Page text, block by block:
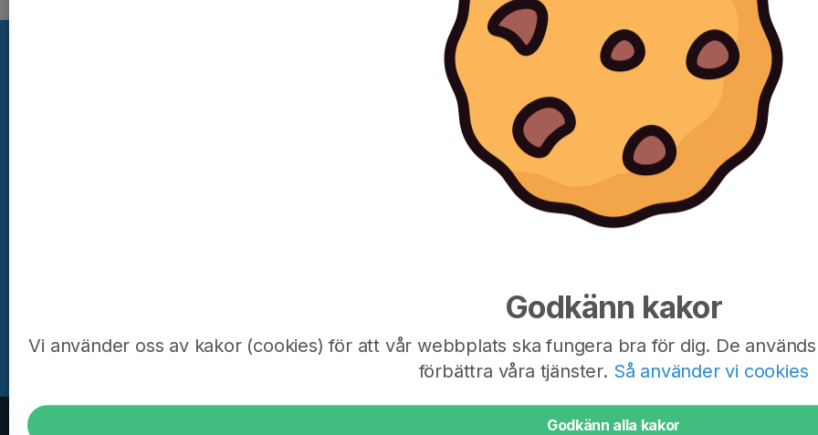
Komma igång med
Godkänn kakor
Vi använder oss av kakor (cookies) för att vår webbplats ska fungera bra för dig. De
förbättra våra tjänster. Så använder vi cookies
Godkänn alla kakor